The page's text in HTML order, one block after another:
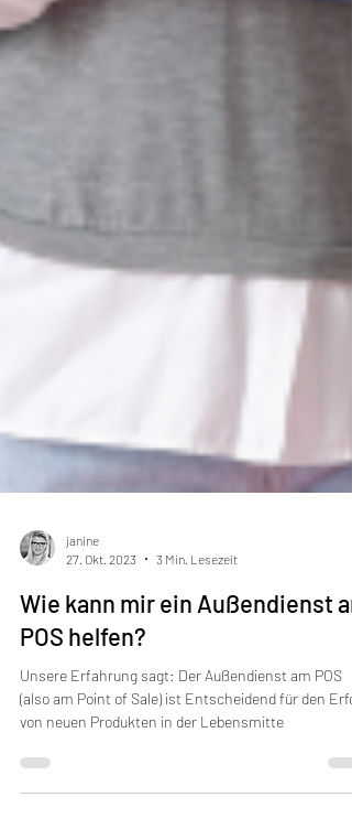
janine
Wie kann mir ein Außendienst
Unsere Erfahrung sagt: Der Außendienst am POS
(also am Point of Sale) ist Entscheidend für den